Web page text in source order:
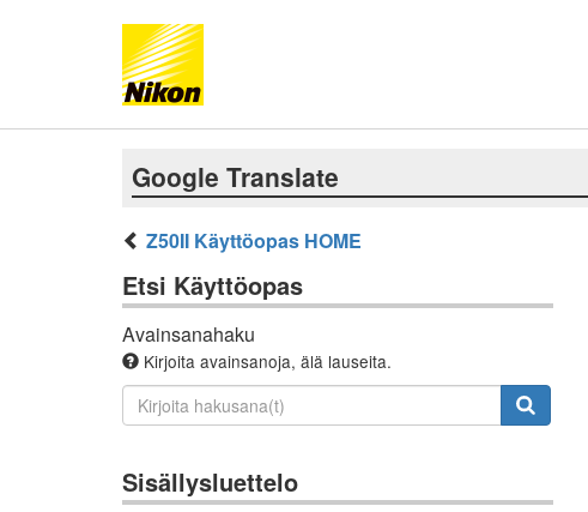
Google Translate
Z50II Käyttöopas HOME
Etsi Käyttöopas
Avainsanahaku
Kirjoita avainsanoja, älä lauseita.
Sisällysluettelo